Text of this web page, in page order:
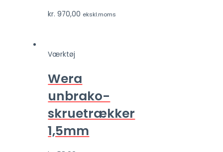
kr. 970,00 ekskl.moms
Værktøj
Wera
unbrako-
skruetrækker
1,5mm